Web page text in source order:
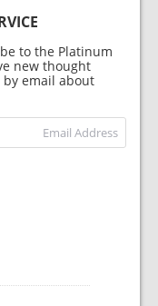
to the Platinum
new thought
email about